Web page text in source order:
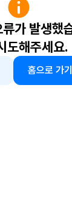
가 발생했
도해주세요.
홈으로 가기